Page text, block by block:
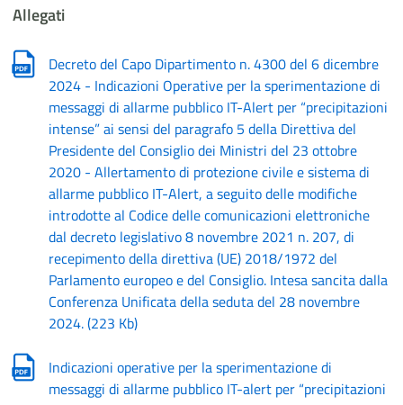
Allegati
Decreto del Capo Dipartimento n. 4300 del 6 dicembre
2024 - Indicazioni Operative per la sperimentazione di
messaggi di allarme pubblico IT-Alert per “precipitazioni
intense” ai sensi del paragrafo 5 della Direttiva del
Presidente del Consiglio dei Ministri del 23 ottobre
2020 - Allertamento di protezione civile e sistema di
allarme pubblico IT-Alert, a seguito delle modifiche
introdotte al Codice delle comunicazioni elettroniche
dal decreto legislativo 8 novembre 2021 n. 207, di
recepimento della direttiva (UE) 2018/1972 del
Parlamento europeo e del Consiglio. Intesa sancita dalla
Conferenza Unificata della seduta del 28 novembre
2024.(223 Kb)
Indicazioni operative per la sperimentazione di
messaggi di allarme pubblico IT-alert per “precipitazioni